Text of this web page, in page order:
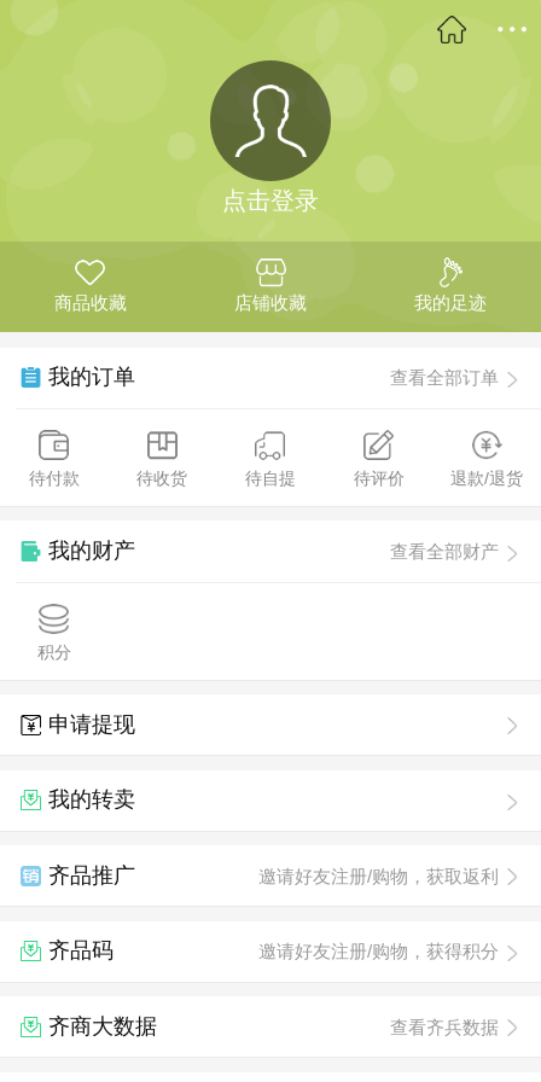
点击登录
商品收藏 店铺收藏 我的足迹
我的订单 查看全部订单
待付款 待收货 待自提 待评价 退款/退货
我的财产 查看全部财产
积分
申请提现
我的转卖
齐品推广 邀请好友注册/购物，获取返利
齐品码 邀请好友注册/购物，获得积分
齐商大数据 查看齐兵数据